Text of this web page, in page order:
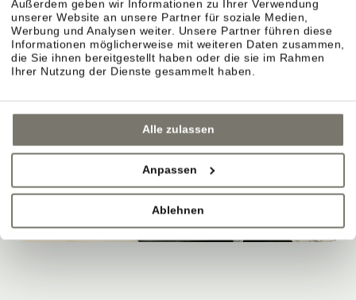
Außerdem geben wir Informationen zu Ihrer Verwendung
unserer Website an unsere Partner für soziale Medien,
Werbung und Analysen weiter. Unsere Partner führen diese
Informationen möglicherweise mit weiteren Daten zusammen,
die Sie ihnen bereitgestellt haben oder die sie im Rahmen
Ihrer Nutzung der Dienste gesammelt haben.
Alle zulassen
Anpassen
Ablehnen